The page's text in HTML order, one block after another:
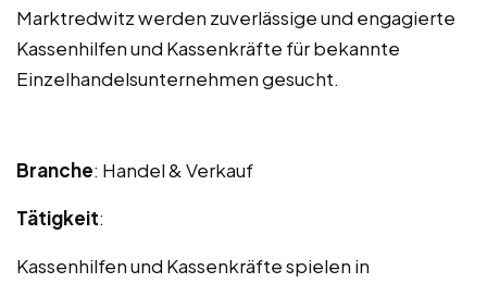
Marktredwitz werden zuverlässige und engagierte
Kassenhilfen und Kassenkräfte für bekannte
Einzelhandelsunternehmen gesucht.
Branche: Handel & Verkauf
Tätigkeit:
Kassenhilfen und Kassenkräfte spielen in